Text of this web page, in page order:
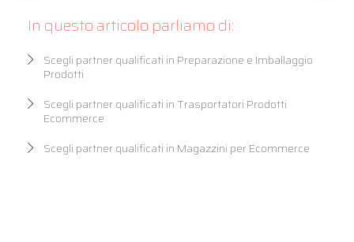
In questo articolo parliamo di:
Scegli partner qualificati in Preparazione e Imballaggio
Prodotti
Scegli partner qualificati in Trasportatori Prodotti
Ecommerce
Scegli partner qualificati in Magazzini per Ecommerce